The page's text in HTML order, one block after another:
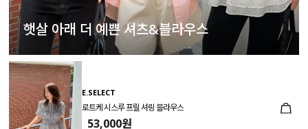
햇살 아래 더 예쁜 셔츠&블라우스
E.SELECT
로트케 시스루 프릴 셔링 블라우스
53,000원